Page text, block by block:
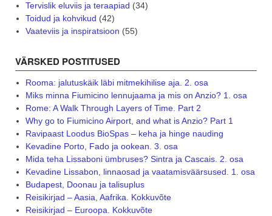
Tervislik eluviis ja teraapiad (34)
Toidud ja kohvikud (42)
Vaateviis ja inspiratsioon (55)
VÄRSKED POSTITUSED
Rooma: jalutuskäik läbi mitmekihilise aja. 2. osa
Miks minna Fiumicino lennujaama ja mis on Anzio? 1. osa
Rome: A Walk Through Layers of Time. Part 2
Why go to Fiumicino Airport, and what is Anzio? Part 1
Ravipaast Loodus BioSpas – keha ja hinge nauding
Kevadine Porto, Fado ja ookean. 3. osa
Mida teha Lissaboni ümbruses? Sintra ja Cascais. 2. osa
Kevadine Lissabon, linnaosad ja vaatamisväärsused. 1. osa
Budapest, Doonau ja talisuplus
Reisikirjad – Aasia, Aafrika. Kokkuvõte
Reisikirjad – Euroopa. Kokkuvõte